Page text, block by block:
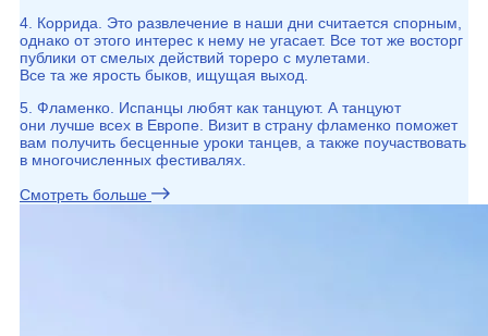
4. Коррида. Это развлечение в наши дни считается спорным,
однако от этого интерес к нему не угасает. Все тот же восторг
публики от смелых действий тореро с мулетами.
Все та же ярость быков, ищущая выход.
5. Фламенко. Испанцы любят как танцуют. А танцуют
они лучше всех в Европе. Визит в страну фламенко поможет
вам получить бесценные уроки танцев, а также поучаствовать
в многочисленных фестивалях.
Смотреть больше